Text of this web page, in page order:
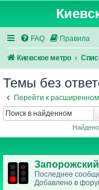
FAQ Правила
Киевское метро
Темы без
Перейти к
Последнее
Добавлено в